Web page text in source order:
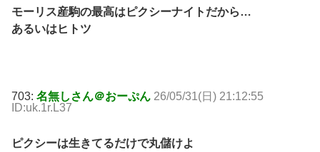
モーリス産駒の最高はピクシーナイトだから…
あるいはヒトツ
703: 名無しさん＠おーぷん 26/05/31(日) 21:12:55
ID:uk.1r.L37
ピクシーは生きてるだけで丸儲けよ